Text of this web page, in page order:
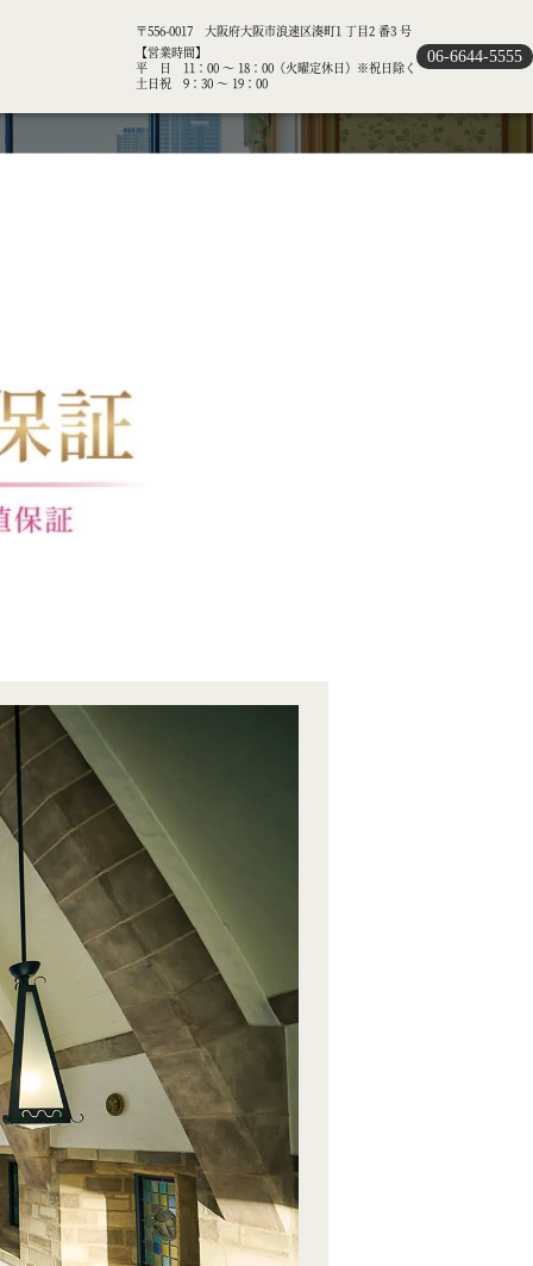
〒556-0017 大阪府大阪市浪速区湊町1 丁目2 番3 号
【営業時間】
平 日 11：00 ～ 18：00（火曜定休日）※祝日除く
土日祝 9：30 ～ 19：00
06-6644-5555